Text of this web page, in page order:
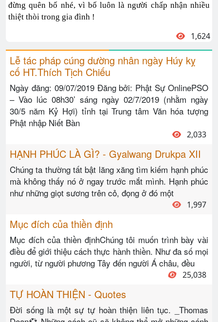
đừng quên bố nhé, vì bố luôn là người chấp nhận nhiều
thiệt thòi trong gia đình !
1,624
Lễ tác pháp cúng dường nhân ngày Húy kỵ
cố HT.Thích Tịch Chiếu
Ngày đăng: 09/07/2019 Đăng bởi: Phật Sự OnlinePSO
– Vào lúc 08h30’ sáng ngày 02/7/2019 (nhằm ngày
30/5 năm Kỷ Hợi) tỉnh tại Trung tâm Văn hóa tượng
Phật nhập Niết Bàn
2,033
HẠNH PHÚC LÀ GÌ? - Gyalwang Drukpa XII
Chúng ta thường tất bật lăng xăng tìm kiếm hạnh phúc
mà không thấy nó ở ngay trước mắt mình. Hạnh phúc
như những giọt sương trên cỏ, đọng ở đó một
1,997
Mục đích của thiền định
Mục đích của thiền địnhChúng tôi muốn trình bày vài
điều để giới thiệu cách thực hành thiền. Như đa số mọi
người, từ người phương Tây đến người Á châu, đều
25,038
TỰ HOÀN THIỆN - Quotes
Đời sống là một sự tự hoàn thiện liên tục. _Thomas